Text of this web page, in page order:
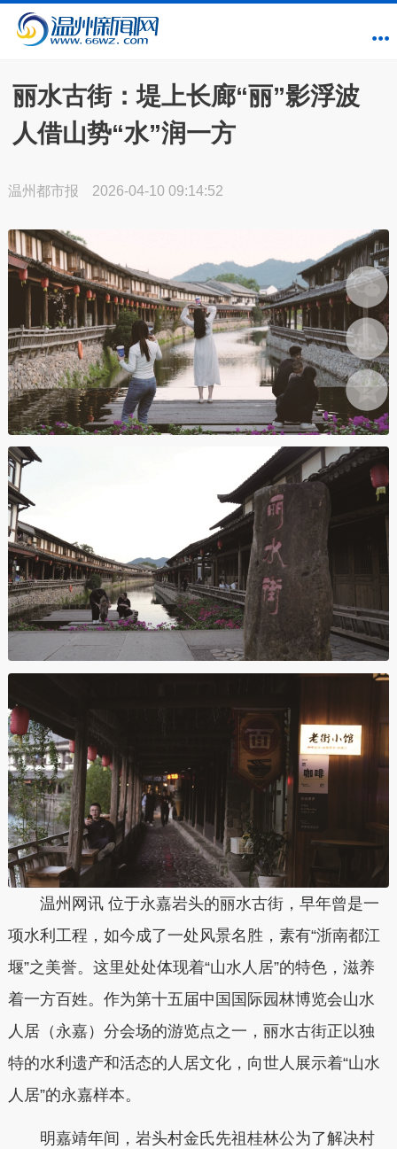
丽水古街：堤上长廊“丽”影浮波
人借山势“水”润一方
温州都市报 2026-04-10 09:14:52
温州网讯 位于永嘉岩头的丽水古街，早年曾是一
项水利工程，如今成了一处风景名胜，素有“浙南都江
堰”之美誉。这里处处体现着“山水人居”的特色，滋养
着一方百姓。作为第十五届中国国际园林博览会山水
人居（永嘉）分会场的游览点之一，丽水古街正以独
特的水利遗产和活态的人居文化，向世人展示着“山水
人居”的永嘉样本。
明嘉靖年间，岩头村金氏先祖桂林公为了解决村